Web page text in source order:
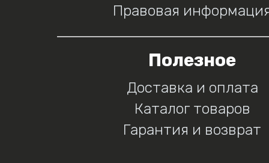
Правовая
Полезное
Доставка и оплата
Каталог товаров
Гарантия и возврат